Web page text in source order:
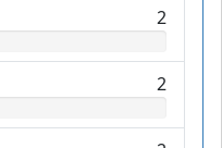
2
2